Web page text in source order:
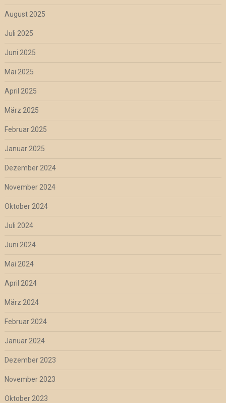
August 2025
Juli 2025
Juni 2025
Mai 2025
April 2025
März 2025
Februar 2025
Januar 2025
Dezember 2024
November 2024
Oktober 2024
Juli 2024
Juni 2024
Mai 2024
April 2024
März 2024
Februar 2024
Januar 2024
Dezember 2023
November 2023
Oktober 2023